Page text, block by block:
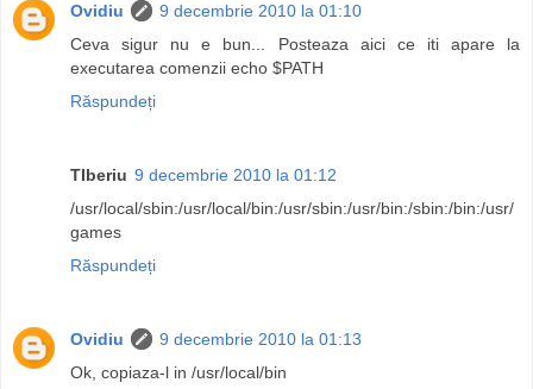
Ovidiu
9 decembrie 2010 la 01:10
Ceva sigur nu e bun... Posteaza aici ce iti apare la
executarea comenzii echo $PATH
Răspundeți
TIberiu 9 decembrie 2010 la 01:12
/usr/local/sbin:/usr/local/bin:/usr/sbin:/usr/bin:/sbin:/bin:/usr/
games
Răspundeți
Ovidiu
9 decembrie 2010 la 01:13
Ok, copiaza-l in /usr/local/bin